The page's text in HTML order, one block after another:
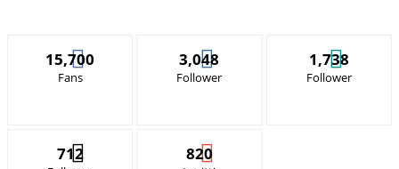
15,700
Fans
3,048
Follower
1,738
Follower
712 820